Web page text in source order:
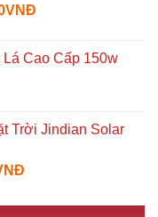
là:
VNĐGiá
là:
Cao Cấp 150w
Trời Jindian Solar
Giá
tại